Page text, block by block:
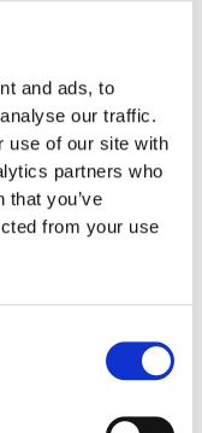
and ads, to
our traffic.
use of our site with
partners who
that you’ve
from your use